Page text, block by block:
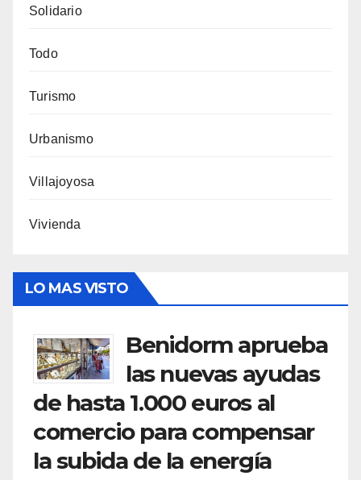
Solidario
Todo
Turismo
Urbanismo
Villajoyosa
Vivienda
LO MAS VISTO
Benidorm aprueba
las nuevas ayudas
de hasta 1.000 euros al
comercio para compensar
la subida de la energía